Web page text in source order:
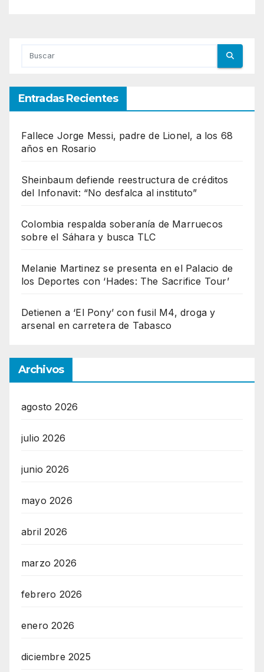
Entradas Recientes
Fallece Jorge Messi, padre de Lionel, a los 68
años en Rosario
Sheinbaum defiende reestructura de créditos
del Infonavit: “No desfalca al instituto”
Colombia respalda soberanía de Marruecos
sobre el Sáhara y busca TLC
Melanie Martinez se presenta en el Palacio de
los Deportes con ‘Hades: The Sacrifice Tour’
Detienen a ‘El Pony’ con fusil M4, droga y
arsenal en carretera de Tabasco
Archivos
agosto 2026
julio 2026
junio 2026
mayo 2026
abril 2026
marzo 2026
febrero 2026
enero 2026
diciembre 2025